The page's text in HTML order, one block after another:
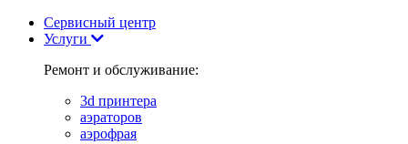
Сервисный центр
Услуги
Ремонт и обслуживание:
3d принтера
аэраторов
аэрофрая